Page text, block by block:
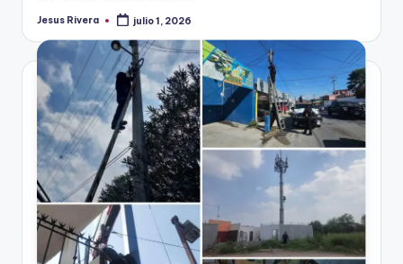
Publicado
Jesus Rivera julio 1, 2026